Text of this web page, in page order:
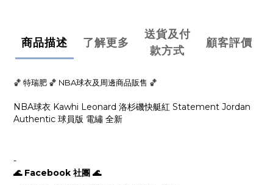
商品描述 了解更多
送貨及付
款方式
顧客評價
🏀 特瑞肥 🏀 NBA球衣及周邊商品販售 🏀
NBA球衣 Kawhi Leonard 洛杉磯快艇紅 Statement Jordan
Authentic 球員版 電繡 全新
-
🌊 Facebook 社團 🌊